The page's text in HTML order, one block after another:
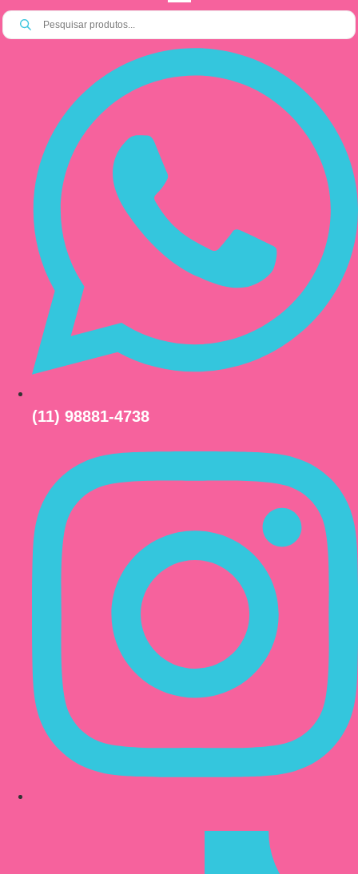
Pesquisar
produtos
(11) 98881-4738